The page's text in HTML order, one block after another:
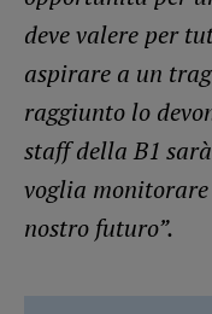
deve valere per
aspirare a un
raggiunto lo
staff della B1
voglia
nostro futuro”.